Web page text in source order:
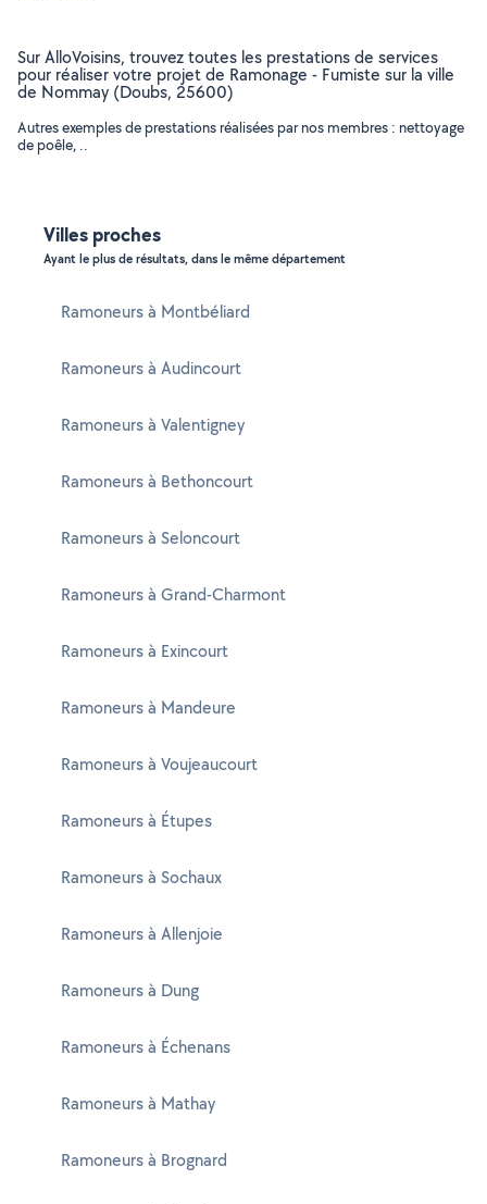
Sur AlloVoisins, trouvez toutes les prestations de services
pour réaliser votre projet de Ramonage - Fumiste sur la ville
de Nommay (Doubs, 25600)
Autres exemples de prestations réalisées par nos membres : nettoyage
de poêle, ..
Villes proches
Ayant le plus de résultats, dans le même département
Ramoneurs à Montbéliard
Ramoneurs à Audincourt
Ramoneurs à Valentigney
Ramoneurs à Bethoncourt
Ramoneurs à Seloncourt
Ramoneurs à Grand-Charmont
Ramoneurs à Exincourt
Ramoneurs à Mandeure
Ramoneurs à Voujeaucourt
Ramoneurs à Étupes
Ramoneurs à Sochaux
Ramoneurs à Allenjoie
Ramoneurs à Dung
Ramoneurs à Échenans
Ramoneurs à Mathay
Ramoneurs à Brognard